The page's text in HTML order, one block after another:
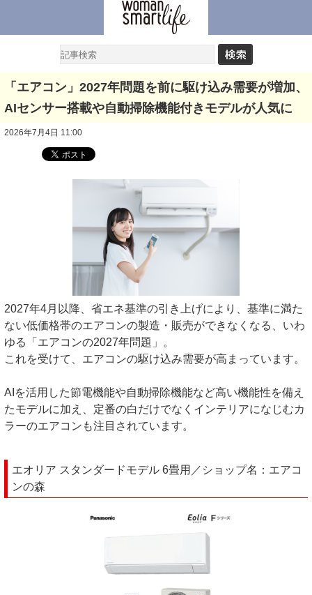
「エアコン」2027年問題を前に駆け込み需要が増加、
AIセンサー搭載や自動掃除機能付きモデルが人気に
2026年7月4日 11:00
2027年4月以降、省エネ基準の引き上げにより、基準に満た
ない低価格帯のエアコンの製造・販売ができなくなる、いわ
ゆる「エアコンの2027年問題」。
これを受けて、エアコンの駆け込み需要が高まっています。
AIを活用した節電機能や自動掃除機能など高い機能性を備え
たモデルに加え、定番の白だけでなくインテリアになじむカ
ラーのエアコンも注目されています。
エオリア スタンダードモデル 6畳用／ショップ名：エアコ
ンの森